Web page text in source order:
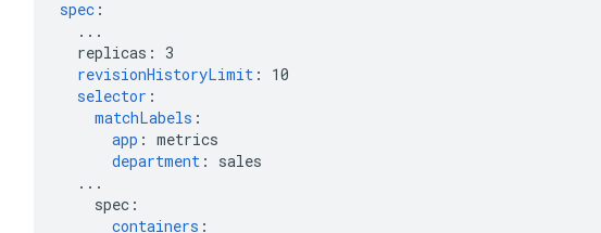
spec :
...
replicas :
3
revisionHistoryLimit :
10
selector :
matchLabels :
app : metrics
department :
sales
...
spec :
containers :